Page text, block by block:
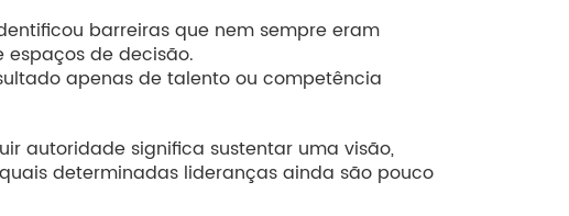
barreiras que nem sempre eram
de decisão.
apenas de talento ou competência
autoridade significa sustentar uma visão,
determinadas lideranças ainda são pouco